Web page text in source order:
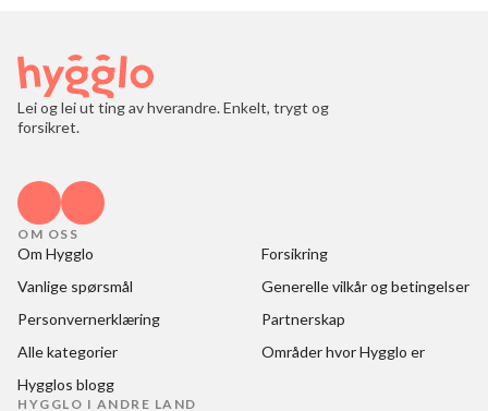
Lei og lei ut ting av hverandre. Enkelt, trygt og
forsikret.
OM OSS
Om Hygglo
Forsikring
Vanlige spørsmål
Generelle vilkår og betingelser
Personvernerklæring
Partnerskap
Alle kategorier
Områder hvor Hygglo er
Hygglos blogg
HYGGLO I ANDRE LAND